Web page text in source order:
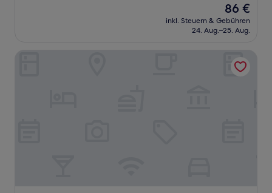
Bewertungen)
Der
Preis
beträgt
86 €
inkl. Steuern & Gebühren
24. Aug.–25. Aug.